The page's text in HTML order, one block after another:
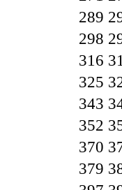
289
298
316
325
343
352
370
379